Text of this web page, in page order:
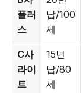
플러
스
납/100
세
C사
라이
트
15년
납/80
세